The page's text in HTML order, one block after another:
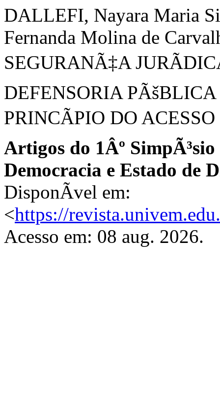
DALLEFI, Nayara Maria
Fernanda Molina de
SEGURANÃ‡A
DEFENSORIA
PRINCÃPIO DO
Artigos do 1Âº
Democracia e Estado de
DisponÃ­vel em:
<https://
Acesso em: 08 aug. 2026.